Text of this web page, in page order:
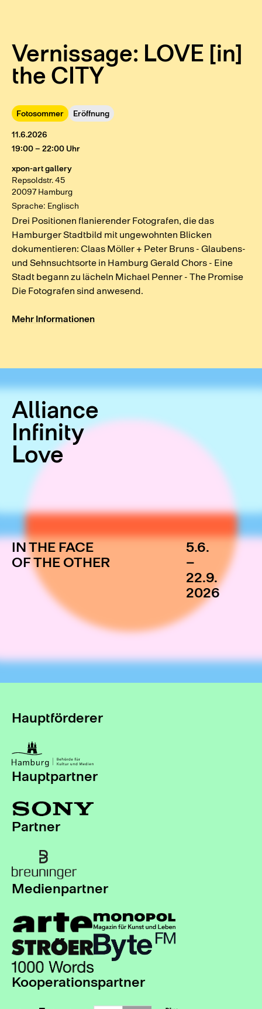
Vernissage: LOVE [in]
the CITY
Fotosommer Eröffnung
11.6.2026
19:00 – 22:00 Uhr
xpon-art gallery
Repsoldstr. 45
20097 Hamburg
Sprache: Englisch
Drei Positionen flanierender Fotografen, die das
Hamburger Stadtbild mit ungewohnten Blicken
dokumentieren: Claas Möller + Peter Bruns - Glaubens-
und Sehnsuchtsorte in Hamburg Gerald Chors - Eine
Stadt begann zu lächeln Michael Penner - The Promise
Die Fotografen sind anwesend.
Mehr Informationen
Alliance
Infinity
Love
IN THE FACE
OF THE OTHER
5.6.
–
22.9.
2026
Hauptförderer
Hauptpartner
Partner
Medienpartner
Kooperationspartner